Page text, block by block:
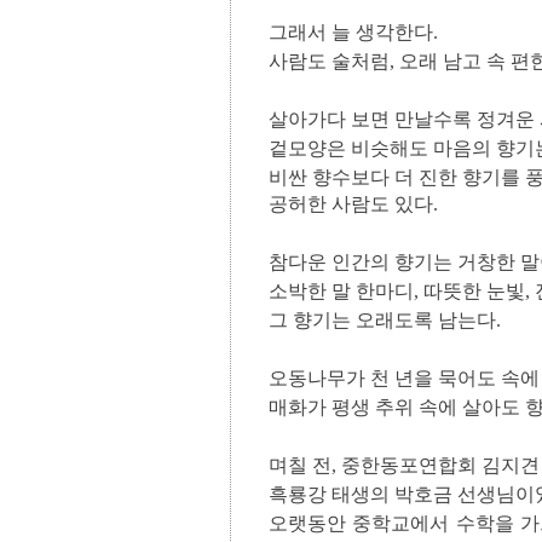
그래서 늘 생각한다.
사람도 술처럼, 오래 남고 속 편
살아가다 보면 만날수록 정겨
겉모양은 비슷해도 마음의 향기
비싼 향수보다 더 진한 향기를
공허한 사람도 있다.
참다운 인간의 향기는 거창한
소박한 말 한마디, 따뜻한 눈빛,
그 향기는 오래도록 남는다.
오동나무가 천 년을 묵어도 속
매화가 평생 추위 속에 살아도
며칠 전, 중한동포연합회 김지
흑룡강 태생의 박호금 선생님이
오랫동안 중학교에서 수학을